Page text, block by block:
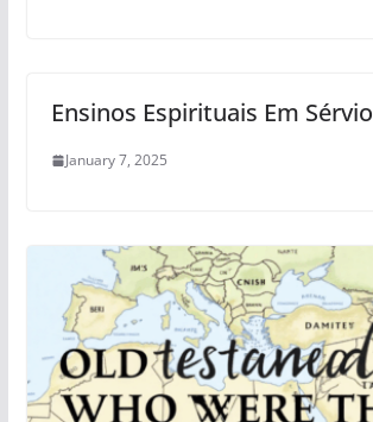
Ensinos Espirituais Em Sérvio
January 7, 2025